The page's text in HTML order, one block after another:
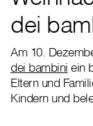
dei
Am 10.
dei bambini ein
Eltern und
Kindern und